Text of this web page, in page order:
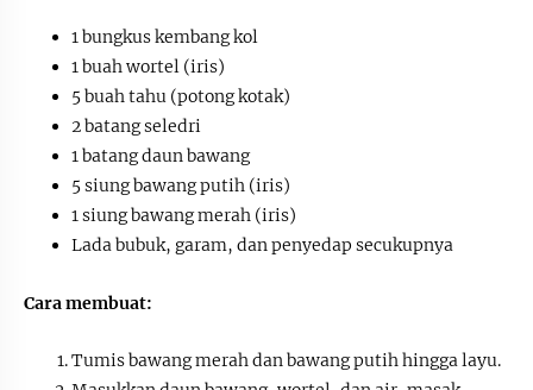
1 bungkus kembang kol
1 buah wortel (iris)
5 buah tahu (potong kotak)
2 batang seledri
1 batang daun bawang
5 siung bawang putih (iris)
1 siung bawang merah (iris)
Lada bubuk, garam, dan penyedap secukupnya
Cara membuat:
Tumis bawang merah dan bawang putih hingga layu.